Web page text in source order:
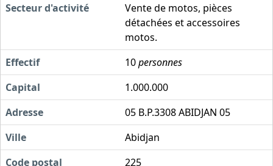
Secteur d'activité
Vente de motos, pièces
détachées et accessoires
motos.
Effectif
10personnes
Capital
1.000.000
Adresse
05 B.P.3308 ABIDJAN 05
Ville
Abidjan
Code postal
225